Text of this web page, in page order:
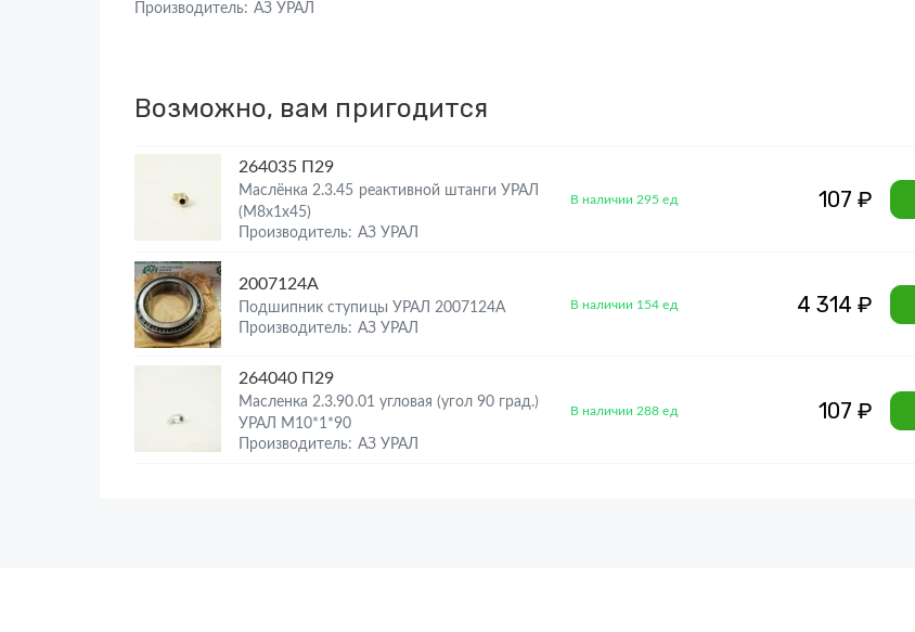
Производитель: АЗ УРАЛ
Возможно, вам пригодится
264035 П29
Маслёнка 2.3.45 реактивной штанги УРАЛ
(М8х1х45)
Производитель: АЗ УРАЛ
В наличии 295 ед 107 ₽
2007124А
Подшипник ступицы УРАЛ 2007124А
Производитель: АЗ УРАЛ
В наличии 154 ед 4 314 ₽
264040 П29
Масленка 2.3.90.01 угловая (угол 90 град.)
УРАЛ М10*1*90
Производитель: АЗ УРАЛ
В наличии 288 ед 107 ₽